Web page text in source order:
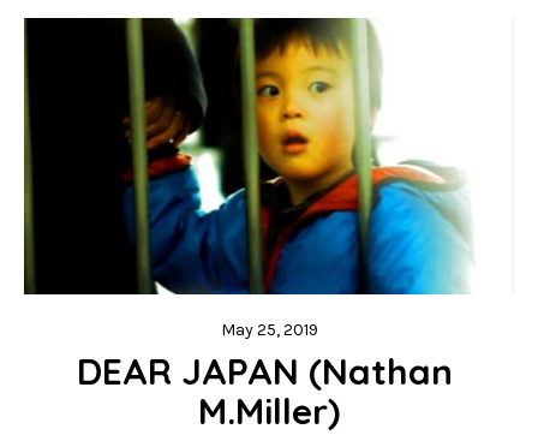
May 25, 2019
DEAR JAPAN (Nathan
M.Miller)